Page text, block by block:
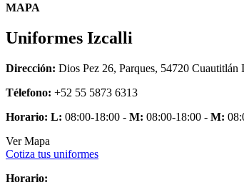
MAPA
Uniformes Izcalli
Dirección: Dios Pez 26, Parques, 54720
Télefono: +52 55 5873 6313
Horario: L: 08:00-18:00 - M: 08:00-18:00 - M:
Ver Mapa
Cotiza tus uniformes
Horario: